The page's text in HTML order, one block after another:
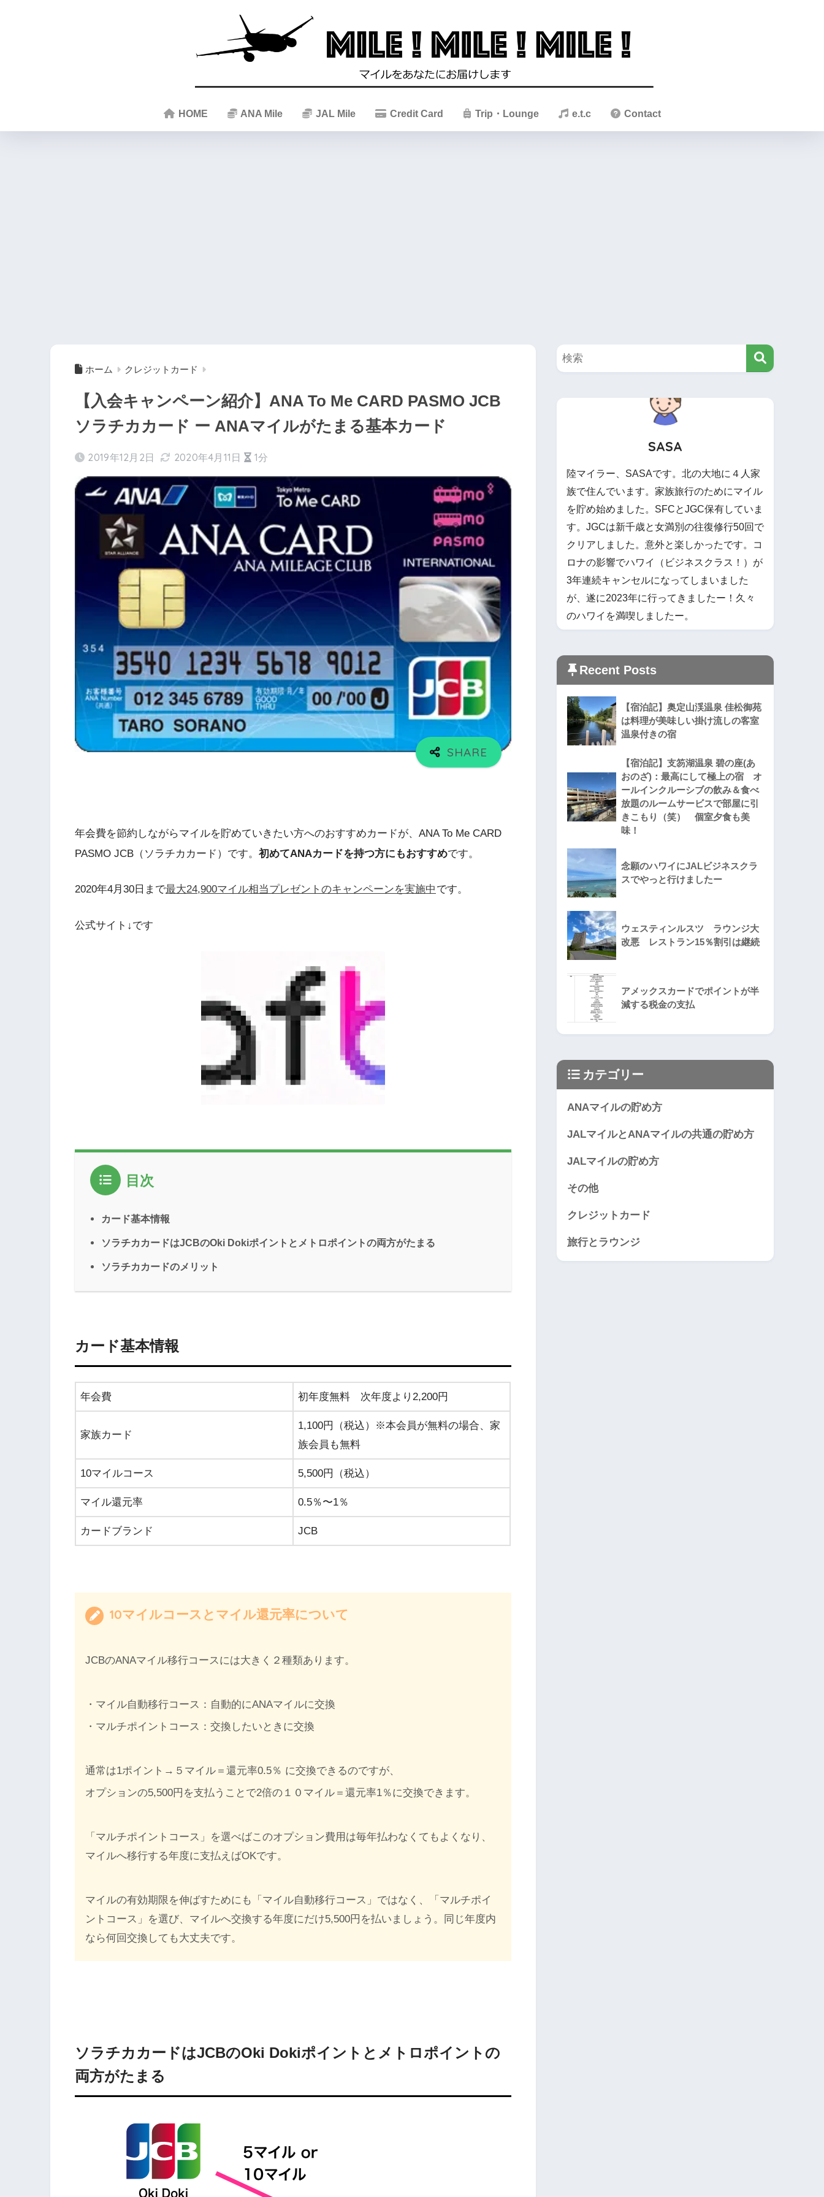
HOME ANA Mile JAL Mile Credit Card Trip・Lounge e.t.c Contact
ホーム クレジットカード
【入会キャンペーン紹介】ANA To Me CARD PASMO JCB
ソラチカカード ー ANAマイルがたまる基本カード
2019年12月2日 2020年4月11日 1分
年会費を節約しながらマイルを貯めていきたい方へのおすすめカードが、ANA To Me CARD
PASMO JCB（ソラチカカード）です。 初めてANAカードを持つ方にもおすすめです。
2020年4月30日まで最大24,900マイル相当プレゼントのキャンペーンを実施中 です。
公式サイト↓です
目次
カード基本情報
ソラチカカードはJCBのOki Dokiポイントとメトロポイントの両方がたまる
ソラチカカードのメリット
カード基本情報
年会費 初年度無料 次年度より2,200円
家族カード
1,100円（税込）※本会員が無料の場合、家
族会員も無料
10マイルコース 5,500円（税込）
マイル還元率 0.5％〜1％
カードブランド JCB
10マイルコースとマイル還元率について
JCBのANAマイル移行コースには大きく２種類あります。
・マイル自動移行コース：自動的にANAマイルに交換
・マルチポイントコース：交換したいときに交換
通常は1ポイント→５マイル＝還元率0.5％ に交換できるのですが、
オプションの5,500円を支払うことで2倍の１０マイル＝還元率1％に交換できます。
「マルチポイントコース」を選べばこのオプション費用は毎年払わなくてもよくなり、
マイルへ移行する年度に支払えばOKです。
マイルの有効期限を伸ばすためにも「マイル自動移行コース」ではなく、「マルチポイ
ントコース」を選び、マイルへ交換する年度にだけ5,500円を払いましょう。同じ年度内
なら何回交換しても大丈夫です。
ソラチカカードはJCBのOki Dokiポイントとメトロポイントの
両方がたまる
SASA
陸マイラー、SASAです。北の大地に４人家
族で住んでいます。家族旅行のためにマイル
を貯め始めました。SFCとJGC保有していま
す。JGCは新千歳と女満別の往復修行50回で
クリアしました。意外と楽しかったです。コ
ロナの影響でハワイ（ビジネスクラス！）が
3年連続キャンセルになってしまいました
が、遂に2023年に行ってきましたー！久々
のハワイを満喫しましたー。
Recent Posts
【宿泊記】奥定山渓温泉 佳松御苑
は料理が美味しい掛け流しの客室
温泉付きの宿
【宿泊記】支笏湖温泉 碧の座(あ
おのざ)：最高にして極上の宿 オ
ールインクルーシブの飲み＆食べ
放題のルームサービスで部屋に引
きこもり（笑） 個室夕食も美
味！
念願のハワイにJALビジネスクラ
スでやっと行けましたー
ウェスティンルスツ ラウンジ大
改悪 レストラン15％割引は継続
アメックスカードでポイントが半
減する税金の支払
カテゴリー
ANAマイルの貯め方
JALマイルとANAマイルの共通の貯め方
JALマイルの貯め方
その他
クレジットカード
旅行とラウンジ